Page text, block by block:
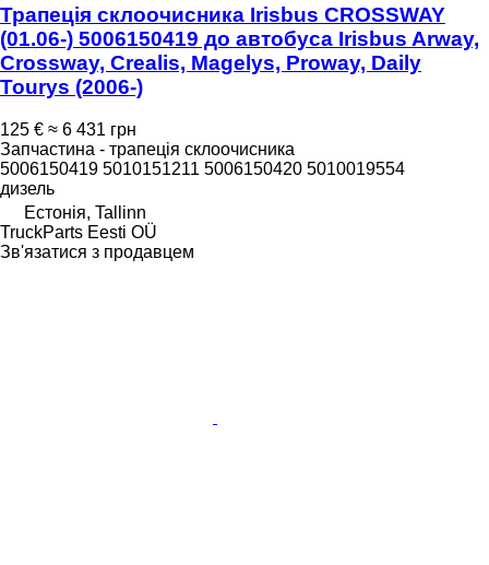
Трапеція склоочисника Irisbus CROSSWAY
(01.06-) 5006150419 до автобуса Irisbus Arway,
Crossway, Crealis, Magelys, Proway, Daily
Tourys (2006-)
125 € ≈ 6 431 грн
Запчастина - трапеція склоочисника
5006150419 5010151211 5006150420 5010019554
дизель
Естонія, Tallinn
TruckParts Eesti OÜ
Зв'язатися з продавцем